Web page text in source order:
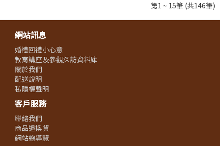
第1 ~ 15筆 (共146筆)
網站訊息
婚禮回禮小心意
教育講座及參觀探訪資料庫
關於我們
配送說明
私隱權聲明
客戶服務
聯絡我們
商品退換貨
網站總導覽